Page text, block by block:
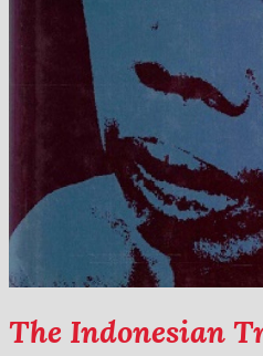
The Indonesian